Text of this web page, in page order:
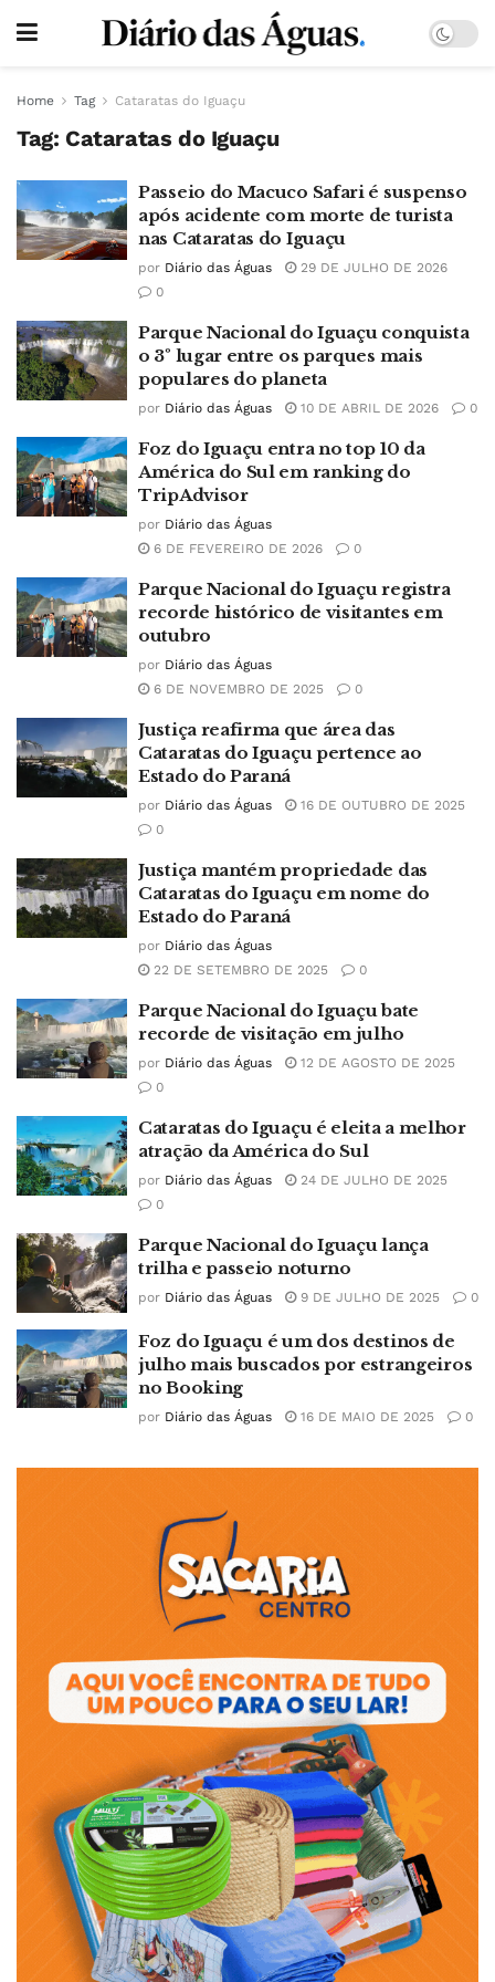
Home Tag Cataratas do Iguaçu
Tag: Cataratas do Iguaçu
Passeio do Macuco Safari é suspenso
após acidente com morte de turista
nas Cataratas do Iguaçu
por Diário das Águas
29 DE JULHO DE 2026
0
Parque Nacional do Iguaçu conquista
o 3º lugar entre os parques mais
populares do planeta
por Diário das Águas 10 DE ABRIL DE 2026 0
Foz do Iguaçu entra no top 10 da
América do Sul em ranking do
TripAdvisor
por Diário das Águas
6 DE FEVEREIRO DE 2026
0
Parque Nacional do Iguaçu registra
recorde histórico de visitantes em
outubro
por Diário das Águas
6 DE NOVEMBRO DE 2025
0
Justiça reafirma que área das
Cataratas do Iguaçu pertence ao
Estado do Paraná
por Diário das Águas
16 DE OUTUBRO DE 2025
0
Justiça mantém propriedade das
Cataratas do Iguaçu em nome do
Estado do Paraná
por Diário das Águas
22 DE SETEMBRO DE 2025
0
Parque Nacional do Iguaçu bate
recorde de visitação em julho
por Diário das Águas
12 DE AGOSTO DE 2025
0
Cataratas do Iguaçu é eleita a melhor
atração da América do Sul
por Diário das Águas
24 DE JULHO DE 2025
0
Parque Nacional do Iguaçu lança
trilha e passeio noturno
por Diário das Águas 9 DE JULHO DE 2025 0
Foz do Iguaçu é um dos destinos de
julho mais buscados por estrangeiros
no Booking
por Diário das Águas 16 DE MAIO DE 2025 0